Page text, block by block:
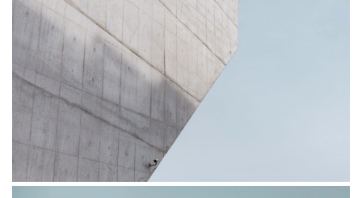
Excepteur